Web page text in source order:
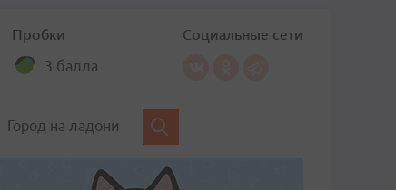
Пробки
3 балла
Социальные сети
Город на ладони